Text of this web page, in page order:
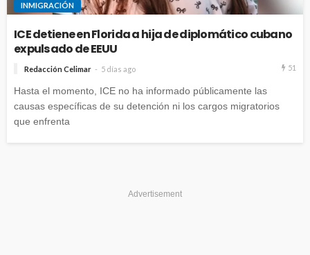
INMIGRACIÓN
ICE detiene en Florida a hija de diplomático cubano
expulsado de EEUU
Redacción Celimar 5 días ago 51
Hasta el momento, ICE no ha informado públicamente las
causas específicas de su detención ni los cargos migratorios
que enfrenta
Advertisement